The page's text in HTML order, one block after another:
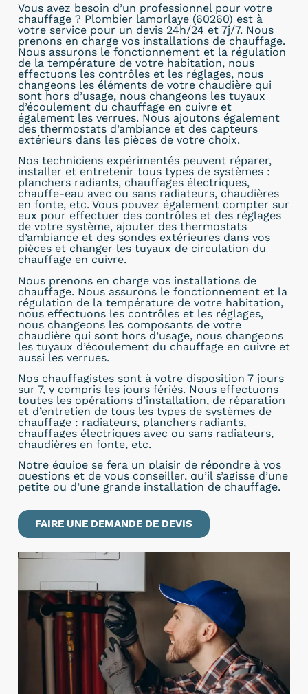
Vous avez besoin d’un professionnel pour votre
chauffage ? Plombier lamorlaye (60260) est à
votre service pour un devis 24h/24 et 7j/7. Nous
prenons en charge vos installations de chauffage.
Nous assurons le fonctionnement et la régulation
de la température de votre habitation, nous
effectuons les contrôles et les réglages, nous
changeons les éléments de votre chaudière qui
sont hors d’usage, nous changeons les tuyaux
d’écoulement du chauffage en cuivre et
également les verrues. Nous ajoutons également
des thermostats d’ambiance et des capteurs
extérieurs dans les pièces de votre choix.
Nos techniciens expérimentés peuvent réparer,
installer et entretenir tous types de systèmes :
planchers radiants, chauffages électriques,
chauffe-eau avec ou sans radiateurs, chaudières
en fonte, etc. Vous pouvez également compter sur
eux pour effectuer des contrôles et des réglages
de votre système, ajouter des thermostats
d’ambiance et des sondes extérieures dans vos
pièces et changer les tuyaux de circulation du
chauffage en cuivre.
Nous prenons en charge vos installations de
chauffage. Nous assurons le fonctionnement et la
régulation de la température de votre habitation,
nous effectuons les contrôles et les réglages,
nous changeons les composants de votre
chaudière qui sont hors d’usage, nous changeons
les tuyaux d’écoulement du chauffage en cuivre et
aussi les verrues.
Nos chauffagistes sont à votre disposition 7 jours
sur 7, y compris les jours fériés. Nous effectuons
toutes les opérations d’installation, de réparation
et d’entretien de tous les types de systèmes de
chauffage : radiateurs, planchers radiants,
chauffages électriques avec ou sans radiateurs,
chaudières en fonte, etc.
Notre équipe se fera un plaisir de répondre à vos
questions et de vous conseiller, qu’il s’agisse d’une
petite ou d’une grande installation de chauffage.
FAIRE UNE DEMANDE DE DEVIS